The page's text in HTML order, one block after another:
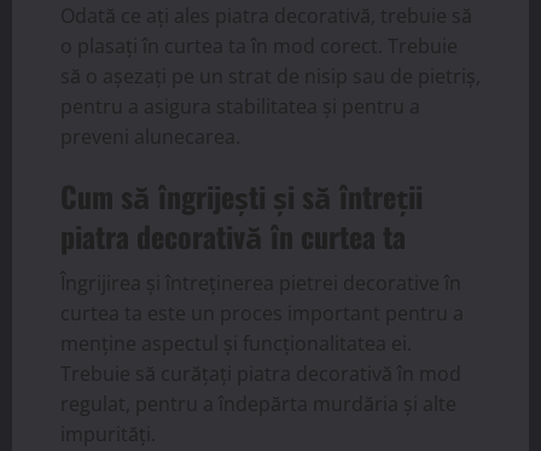
Odată ce ați ales piatra decorativă, trebuie să
o plasați în curtea ta în mod corect. Trebuie
să o așezați pe un strat de nisip sau de pietriș,
pentru a asigura stabilitatea și pentru a
preveni alunecarea.
Cum să îngrijești și să întreții
piatra decorativă în curtea ta
Îngrijirea și întreținerea pietrei decorative în
curtea ta este un proces important pentru a
menține aspectul și funcționalitatea ei.
Trebuie să curățați piatra decorativă în mod
regulat, pentru a îndepărta murdăria și alte
impurități.